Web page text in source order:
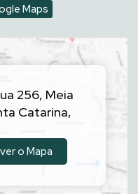
Maps
256, Meia
Catarina,
o Mapa